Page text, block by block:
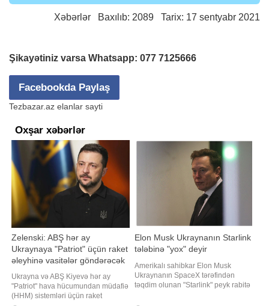
Xəbərlər Baxılıb: 2089 Tarix: 17 sentyabr 2021
Şikayətiniz varsa Whatsapp: 077 7125666
Facebookda Paylaş
Tezbazar.az elanlar sayti
Oxşar xəbərlər
Zelenski: ABŞ hər ay
Ukraynaya "Patriot" üçün raket
əleyhinə vasitələr göndərəcək
Ukrayna və ABŞ Kiyevə hər ay
"Patriot" hava hücumundan müdafiə
(HHM) sistemləri üçün raket
Elon Musk Ukraynanın Starlink
tələbinə "yox" deyir
Amerikalı sahibkar Elon Musk
Ukraynanın SpaceX tərəfindən
təqdim olunan "Starlink" peyk rabitə